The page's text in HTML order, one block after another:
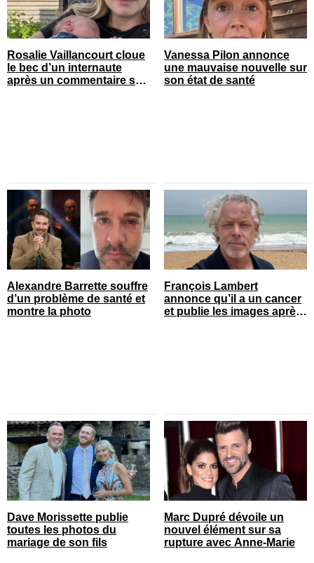
Rosalie Vaillancourt cloue
le bec d’un internaute
après un commentaire sur
Vanessa Pilon annonce
une mauvaise nouvelle sur
son état de santé
Alexandre Barrette souffre
d’un problème de santé et
montre la photo
François Lambert
annonce qu’il a un cancer
et publie les images après
Dave Morissette publie
toutes les photos du
mariage de son fils
Marc Dupré dévoile un
nouvel élément sur sa
rupture avec Anne-Marie